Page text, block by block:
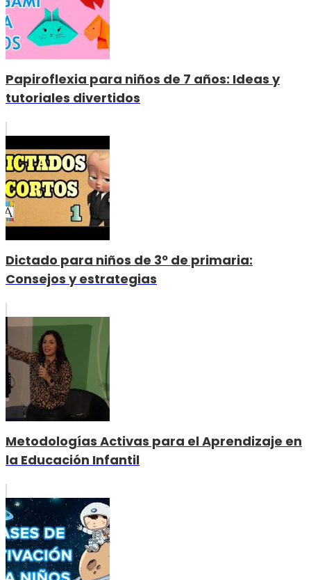
Papiroflexia para niños de 7 años: Ideas y
tutoriales divertidos
Dictado para niños de 3º de primaria:
Consejos y estrategias
Metodologías Activas para el Aprendizaje en
la Educación Infantil